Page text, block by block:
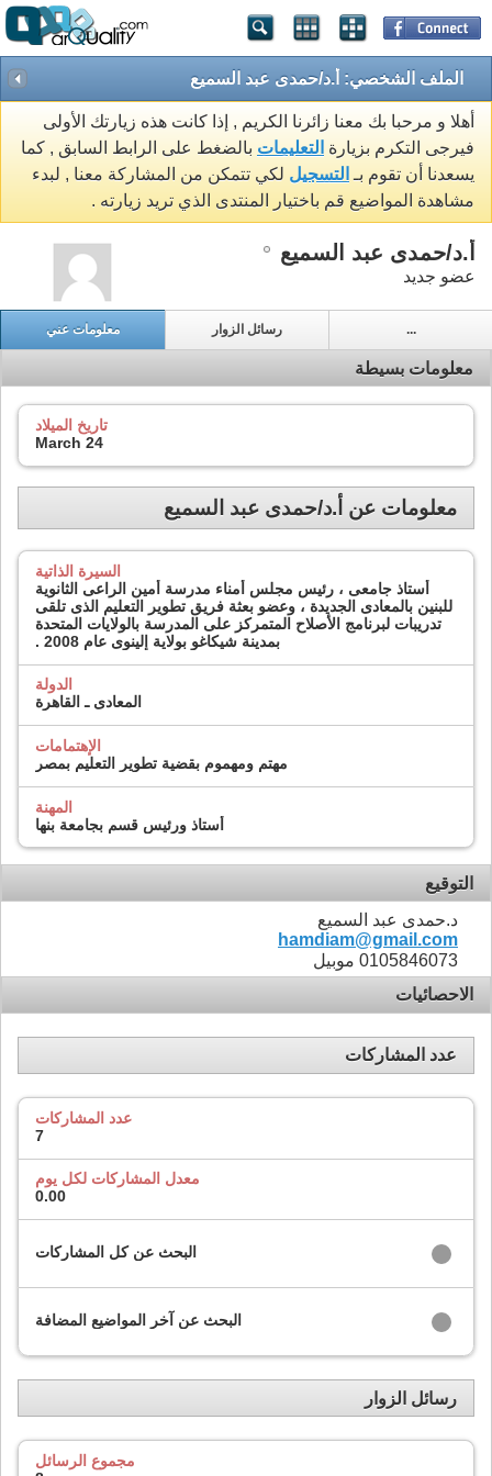
الملف الشخصي: أ.د/حمدى عبد السميع
أهلا و مرحبا بك معنا زائرنا الكريم , إذا كانت هذه زيارتك الأولى
فيرجى التكرم بزيارة التعليمات بالضغط على الرابط السابق , كما
يسعدنا أن تقوم بـ التسجيل لكي تتمكن من المشاركة معنا , لبدء
مشاهدة المواضيع قم باختيار المنتدى الذي تريد زيارته .
أ.د/حمدى عبد السميع
عضو جديد
معلومات عني رسائل الزوار ...
معلومات بسيطة
تاريخ الميلاد
March 24
معلومات عن أ.د/حمدى عبد السميع
السيرة الذاتية
أستاذ جامعى ، رئيس مجلس أمناء مدرسة أمين الراعى الثانوية
للبنين بالمعادى الجديدة ، وعضو بعثة فريق تطوير التعليم الذى تلقى
تدريبات لبرنامج الأصلاح المتمركز على المدرسة بالولايات المتحدة
بمدينة شيكاغو بولاية إلينوى عام 2008 .
الدولة
المعادى ـ القاهرة
الإهتمامات
مهتم ومهموم بقضية تطوير التعليم بمصر
المهنة
أستاذ ورئيس قسم بجامعة بنها
التوقيع
د.حمدى عبد السميع
hamdiam@gmail.com
0105846073 موبيل
الاحصائيات
عدد المشاركات
عدد المشاركات
7
معدل المشاركات لكل يوم
0.00
البحث عن كل المشاركات
البحث عن آخر المواضيع المضافة
رسائل الزوار
مجموع الرسائل